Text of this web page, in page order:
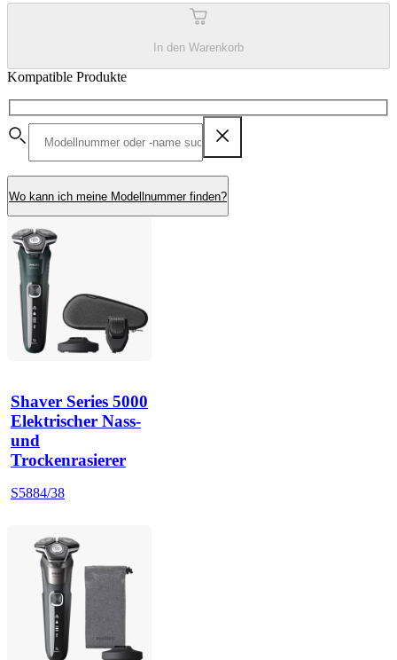
In den Warenkorb
Kompatible Produkte
Wo kann ich meine Modellnummer finden?
Shaver Series 5000
Elektrischer Nass-
und
Trockenrasierer
S5884/38